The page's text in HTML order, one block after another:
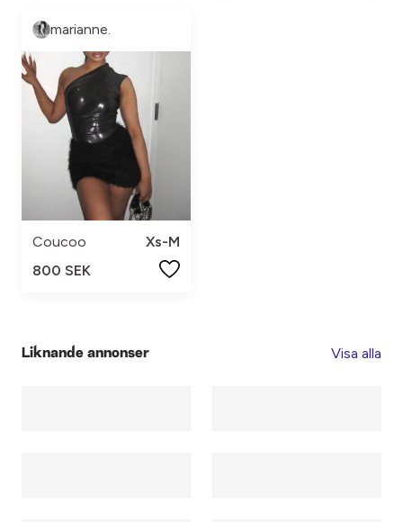
marianne.
Coucoo
Xs-M
800 SEK
Liknande annonser Visa alla